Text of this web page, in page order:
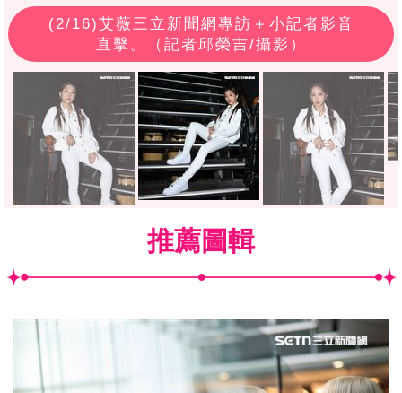
(2/16)艾薇三立新聞網專訪＋小記者影音
直擊。（記者邱榮吉/攝影）
推薦圖輯